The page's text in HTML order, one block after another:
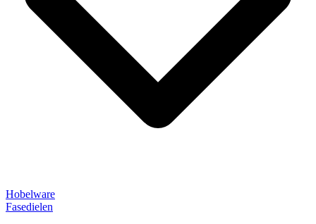
Hobelware
Fasedielen